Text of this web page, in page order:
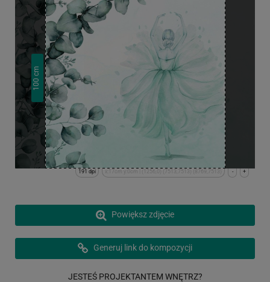
100
cm
+
-
x:17cm y:0cm | (1256,0) (7513,7513) (8769,7513)
191 dpi
Powiększ zdjęcie
Generuj link do kompozycji
JESTEŚ PROJEKTANTEM WNĘTRZ?